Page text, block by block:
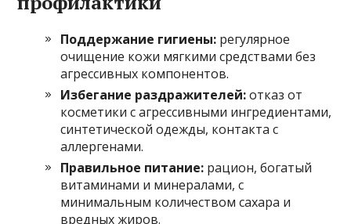
Поддержание гигиены: регулярное
очищение кожи мягкими средствами без
агрессивных компонентов.
Избегание раздражителей:отказ от
косметики с агрессивными ингредиентами,
синтетической одежды, контакта с
аллергенами.
Правильное питание: рацион, богатый
витаминами и минералами, с
минимальным количеством сахара и
вредных жиров.